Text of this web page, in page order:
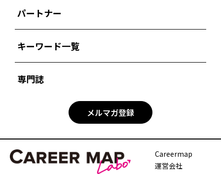
パートナー
キーワード一覧
専門誌
メルマガ登録
Careermap
運営会社